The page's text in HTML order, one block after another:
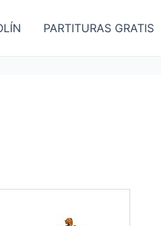
PARTITURAS GRATIS